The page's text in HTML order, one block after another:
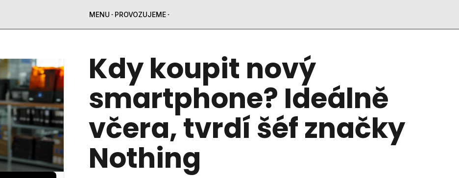
MENU PROVOZUJEME
Kdy koupit nový
smartphone? Ideálně
včera, tvrdí šéf značky
Nothing